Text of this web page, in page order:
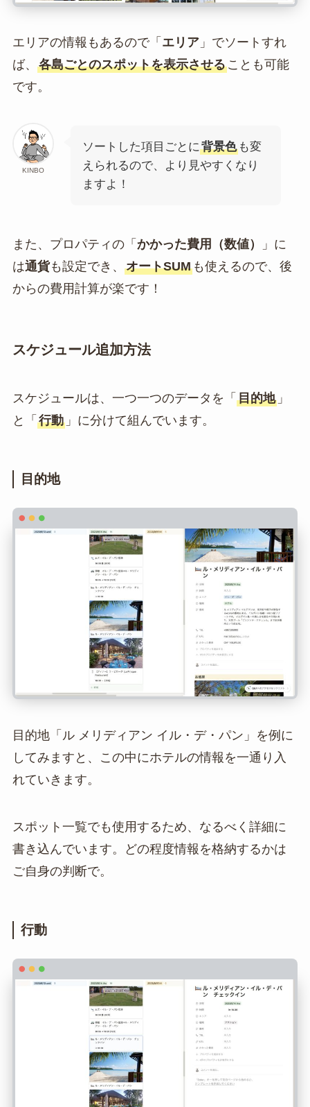
エリアの情報もあるので「 エリア」でソートすれ
ば、 各島ごとのスポットを表示させることも可能
です。
KINBO
ソートした項目ごとに背景色も変
えられるので、より見やすくなり
ますよ！
また、プロパティの「 かかった費用（数値）
」に
は通貨も設定でき、 オートSUMも使えるので、後
からの費用計算が楽です！
スケジュール追加方法
スケジュールは、一つ一つのデータを「 目的地」
と「 行動」に分けて組んでいます。
目的地
目的地「ル メリディアン イル・デ・パン」を例に
してみますと、この中にホテルの情報を一通り入
れていきます。
スポット一覧でも使用するため、なるべく詳細に
書き込んでいます。どの程度情報を格納するかは
ご自身の判断で。
行動